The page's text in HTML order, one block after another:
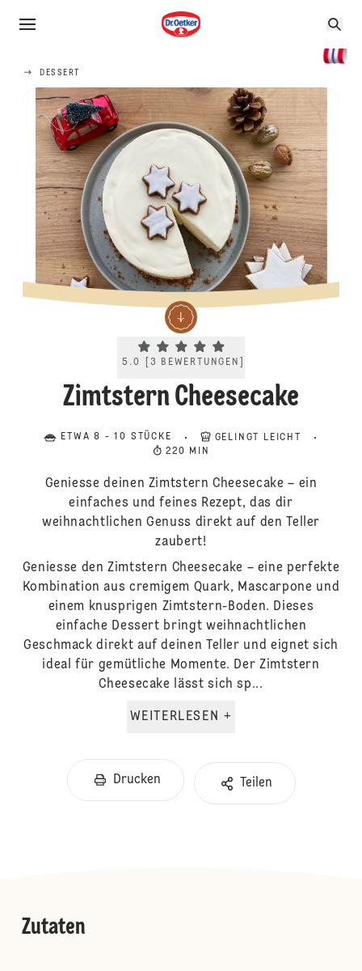
DESSERT
Current rating 5.0. Click to rate.
5.0 3 BEWERTUNGEN
Zimtstern Cheesecake
ETWA 8 - 10 STÜCKE
GELINGT LEICHT
220 MIN
Geniesse deinen Zimtstern Cheesecake – ein
einfaches und feines Rezept, das dir
weihnachtlichen Genuss direkt auf den Teller
zaubert!
Geniesse den Zimtstern Cheesecake – eine perfekte
Kombination aus cremigem Quark, Mascarpone und
einem knusprigen Zimtstern-Boden. Dieses
einfache Dessert bringt weihnachtlichen
Geschmack direkt auf deinen Teller und eignet sich
ideal für gemütliche Momente. Der Zimtstern
Cheesecake lässt sich sp...
WEITERLESEN +
Drucken Teilen
Zutaten